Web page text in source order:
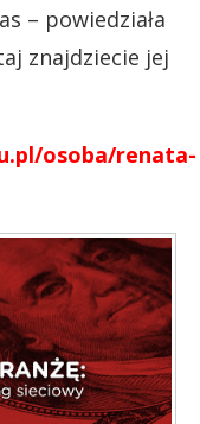
– powiedziała
znajdziecie jej
osoba/renata-